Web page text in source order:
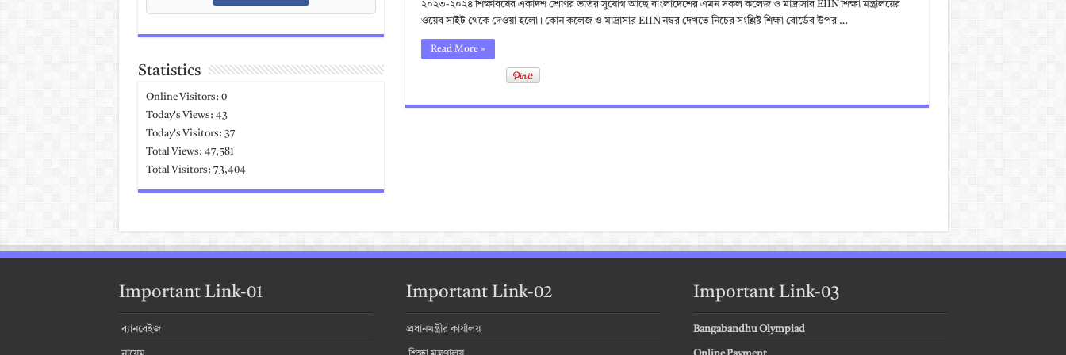
২০২৩-২০২৪ শিক্ষাবর্ষের একাদশ শ্রেণির ভর্তির সুযোগ আছে বাংলাদেশের এমন সকল কলেজ ও মাদ্রাসার EIIN শিক্ষা মন্ত্রালয়ের
ওয়েব সাইট থেকে দেওয়া হলো। কোন কলেজ ও মাদ্রাসার EIIN নম্বর দেখতে নিচের সংশ্লিষ্ট শিক্ষা বোর্ডের উপর …
Read More »
Statistics
Online Visitors: 0
Today's Views: 43
Today's Visitors: 37
Total Views: 47,581
Total Visitors: 73,404
Important Link-01
ব্যানবেইজ
Important Link-02
প্রধানমন্ত্রীর কার্যালয়
Important Link-03
Bangabandhu Olympiad